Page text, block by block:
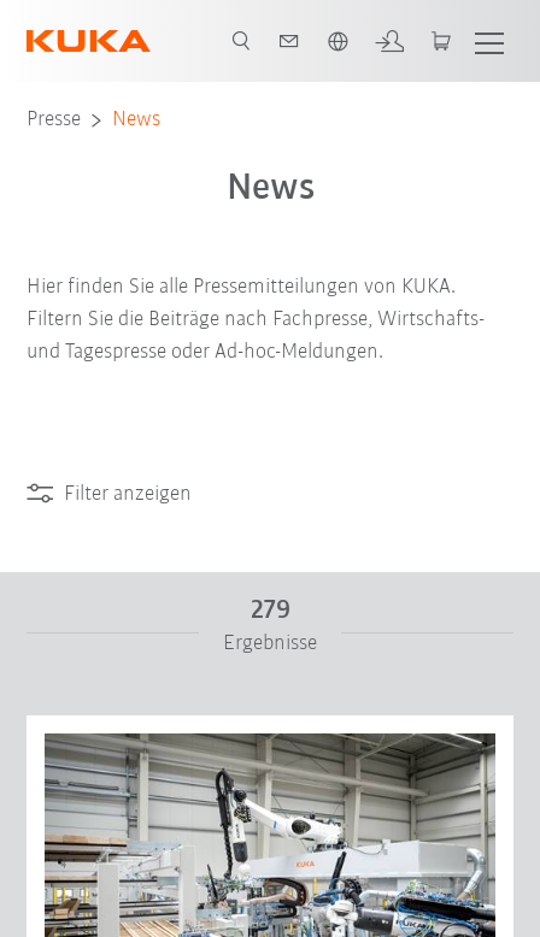
Presse News
News
Hier finden Sie alle Pressemitteilungen von KUKA.
Filtern Sie die Beiträge nach Fachpresse, Wirtschafts-
und Tagespresse oder Ad-hoc-Meldungen.
Filter anzeigen
Von Bis
Filter zurücksetzen
279
Ergebnisse